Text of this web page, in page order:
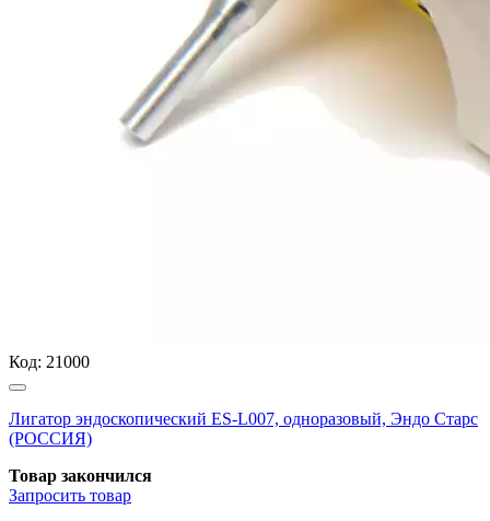
Код: 21000
Лигатор эндоскопический ES-L007, одноразовый, Эндо Старс
(РОССИЯ)
Товар закончился
Запросить товар